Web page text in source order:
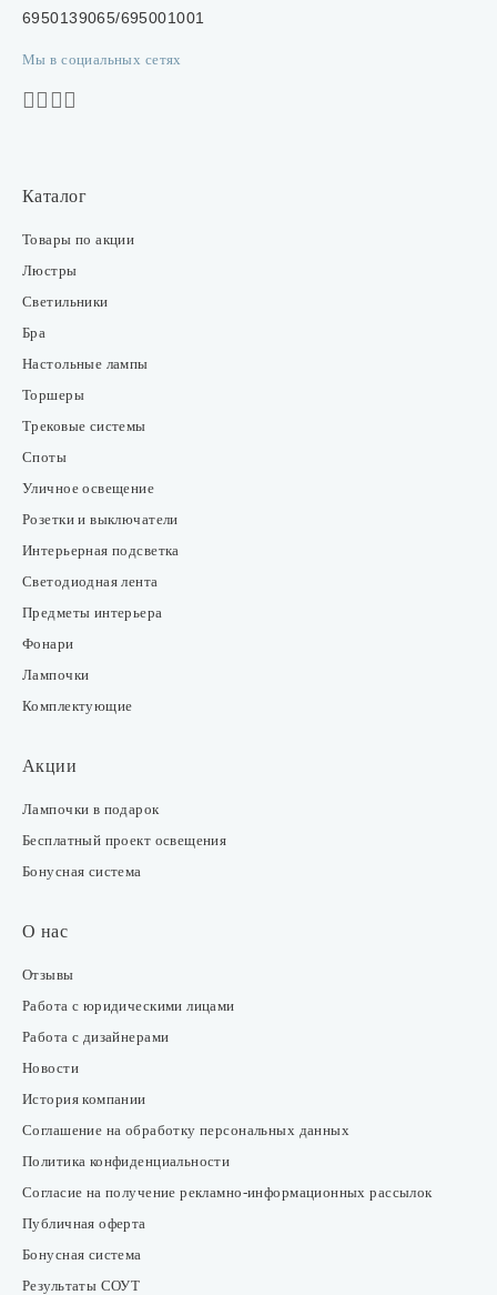
Каталог
Частые вопросы
База знаний
6950139065/695001001
Мы в социальных сетях
Каталог
Товары по акции
Люстры
Светильники
Бра
Настольные лампы
Торшеры
Трековые системы
Споты
Уличное освещение
Розетки и выключатели
Интерьерная подсветка
Светодиодная лента
Предметы интерьера
Фонари
Лампочки
Комплектующие
Акции
Лампочки в подарок
Бесплатный проект освещения
Бонусная система
О нас
Отзывы
Работа с юридическими лицами
Работа с дизайнерами
Новости
История компании
Соглашение на обработку персональных данных
Политика конфиденциальности
Согласие на получение рекламно-информационных рассылок
Публичная оферта
Бонусная система
Результаты СОУТ